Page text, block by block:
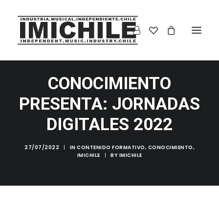
CONOCIMIENTO
PRESENTA: JORNADAS
DIGITALES 2022
27/07/2022 | IN CONTENIDO FORMATIVO, CONOCIMIENTO,
IMICHILE
| BY IMICHILE